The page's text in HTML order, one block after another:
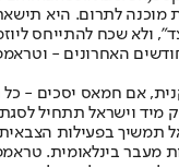
מוכנה לתרום. היא
ולא שכח להתייחס
האחרונים -
מיד וישראל תתחיל
תמשיך בפעילות
מעבר בינלאומית.